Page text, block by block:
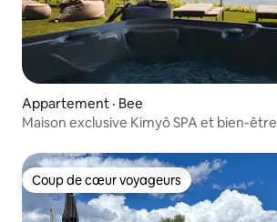
Appartement · Bee
Maison exclusive Kimyô SPA et bien-être
Coup de cœur voyageurs
Coup de cœur voyageurs